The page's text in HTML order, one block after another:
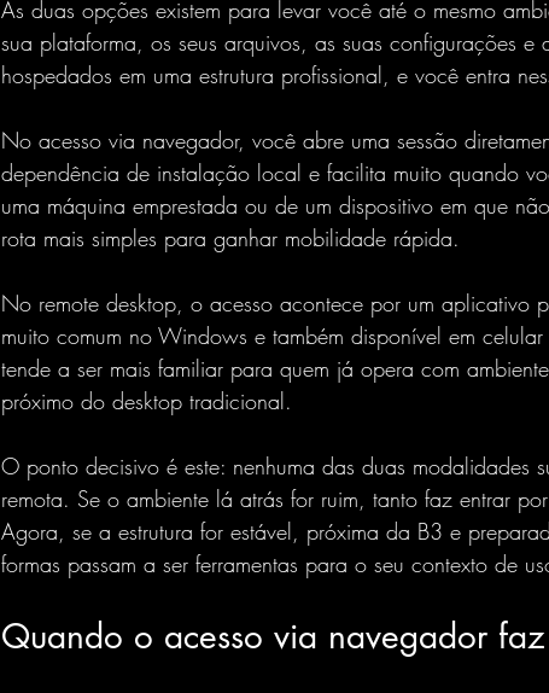
As duas opções existem para levar você até o mesmo
sua plataforma, os seus arquivos, as suas configurações
hospedados em uma estrutura profissional, e você entra
No acesso via navegador, você abre uma sessão
dependência de instalação local e facilita muito quando
uma máquina emprestada ou de um dispositivo em que
rota mais simples para ganhar mobilidade rápida.
No remote desktop, o acesso acontece por um aplicativo
muito comum no Windows e também disponível em
tende a ser mais familiar para quem já opera com
próximo do desktop tradicional.
O ponto decisivo é este: nenhuma das duas modalidades
remota. Se o ambiente lá atrás for ruim, tanto faz entrar
Agora, se a estrutura for estável, próxima da B3 e
formas passam a ser ferramentas para o seu contexto de
Quando o acesso via navegador